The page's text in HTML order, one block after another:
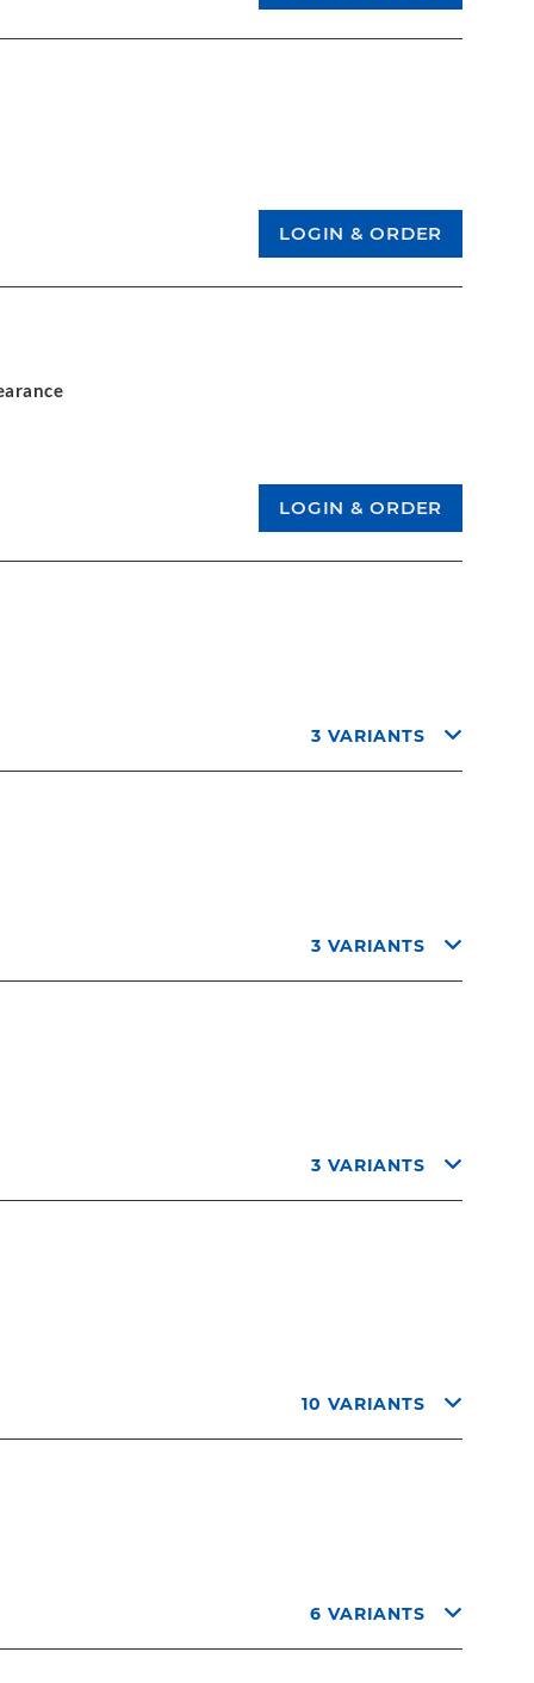
3 VARIANTS
3 VARIANTS
3 VARIANTS
10 VARIANTS
6 VARIANTS